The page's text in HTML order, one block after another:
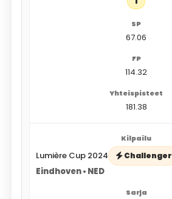
67.06
114.32
181.38
Lumière Cup 2024 Challenger
Eindhoven • NED